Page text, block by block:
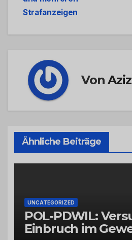
Strafanzeigen
VonAziz
Ähnliche Beiträge
UNCATEGORIZED
POL-PDWIL:
Einbruch im